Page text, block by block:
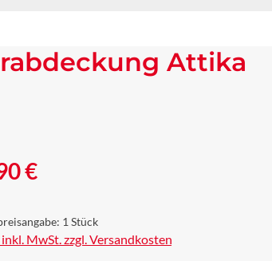
Attika
Preis:
€
1 Stück
MwSt. zzgl. Versandkosten